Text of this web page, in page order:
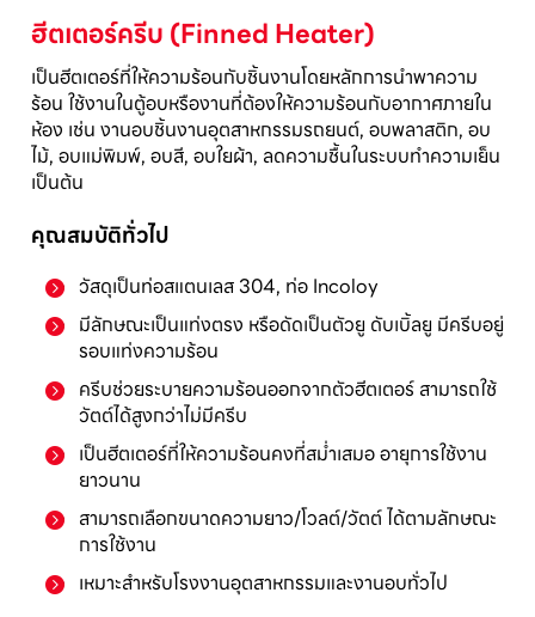
ฮีตเตอร์ครีบ (Finned Heater)
เป็นฮีตเตอร์ที่ให้ความร้อนกับชิ้นงานโดยหลักการนำพาความ
ร้อน ใช้งานในตู้อบหรืองานที่ต้องให้ความร้อนกับอากาศภายใน
ห้อง เช่น งานอบชิ้นงานอุตสาหกรรมรถยนต์, อบพลาสติก, อบ
ไม้, อบแม่พิมพ์, อบสี, อบใยผ้า, ลดความชื้นในระบบทำความเย็น
เป็นต้น
คุณสมบัติทั่วไป
วัสดุเป็นท่อสแตนเลส 304, ท่อ Incoloy
มีลักษณะเป็นแท่งตรง หรือดัดเป็นตัวยู ดับเบิ้ลยู มีครีบอยู่
รอบแท่งความร้อน
ครีบช่วยระบายความร้อนออกจากตัวฮีตเตอร์ สามารถใช้
วัตต์ได้สูงกว่าไม่มีครีบ
เป็นฮีตเตอร์ที่ให้ความร้อนคงที่สม่ำเสมอ อายุการใช้งาน
ยาวนาน
สามารถเลือกขนาดความยาว/โวลต์/วัตต์ ได้ตามลักษณะ
การใช้งาน
เหมาะสำหรับโรงงานอุตสาหกรรมและงานอบทั่วไป